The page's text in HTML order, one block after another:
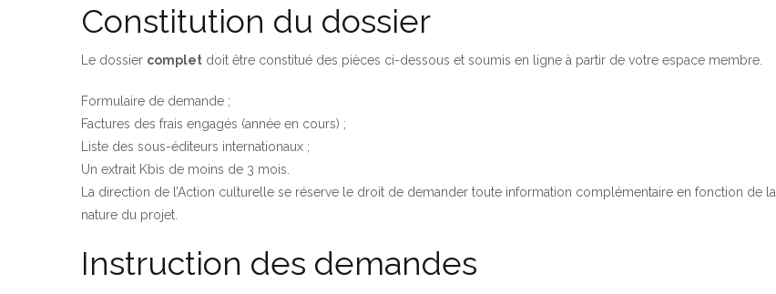
Constitution du dossier
Le dossier complet doit être constitué des pièces ci-dessous et soumis en ligne à partir de votre espace membre.
Formulaire de demande ;
Factures des frais engagés (année en cours) ;
Liste des sous-éditeurs internationaux ;
Un extrait Kbis de moins de 3 mois.
La direction de l’Action culturelle se réserve le droit de demander toute information complémentaire en fonction de la
nature du projet.
Instruction des demandes